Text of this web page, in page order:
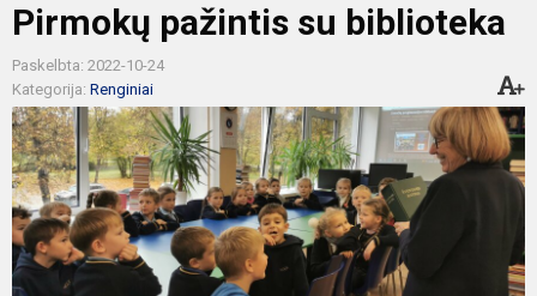
Pirmokų pažintis su biblioteka
Paskelbta: 2022-10-24
Kategorija: Renginiai